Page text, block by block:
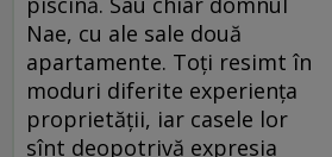
Nae, cu ale sale două
apartamente. Toți resimt în
moduri diferite experiența
proprietății, iar casele lor
sînt deopotrivă expresia